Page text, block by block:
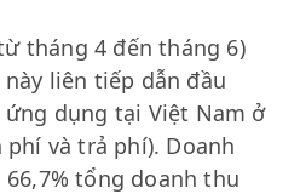
tháng 4 đến tháng 6)
liên tiếp dẫn đầu
dụng tại Việt Nam ở
và trả phí). Doanh
tổng doanh thu